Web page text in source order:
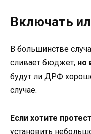
Включать
В большинстве
сливает бюджет, но
будут ли ДРФ
случае.
Если хотите
установить